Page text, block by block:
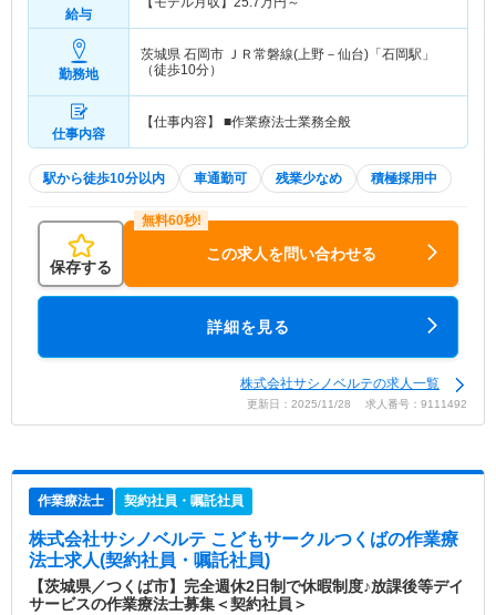
給与
勤務地
茨城県 石岡市 ＪＲ常磐線(上野－仙台)「石岡駅」
（徒歩10分）
仕事内容
【仕事内容】 ■作業療法士業務全般
駅から徒歩10分以内 車通勤可 残業少なめ 積極採用中
保存する
この求人を問い合わせる
詳細を見る
株式会社サシノベルテの求人一覧
更新日：2025/11/28 求人番号：9111492
作業療法士 契約社員・嘱託社員
株式会社サシノベルテ こどもサークルつくばの作業療
法士求人(契約社員・嘱託社員)
【茨城県／つくば市】完全週休2日制で休暇制度♪放課後等デイ
サービスの作業療法士募集＜契約社員＞